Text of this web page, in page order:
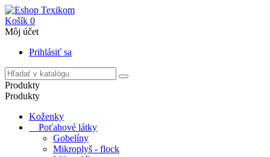
Košík 0
Môj účet
Prihlásiť sa
Produkty
Produkty
Koženky
Poťahové látky
Gobelíny
Mikroplyš - flock